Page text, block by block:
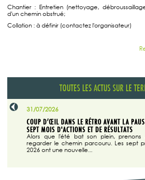
Chantier : Entretien (nettoyage,
d'un chemin obstrué;
Collation : à définir (contactez l'organisateur)
TOUTES LES ACTUS SUR LE
31/07/2026
COUP D’ŒIL DANS LE RÉTRO AVANT LA
SEPT MOIS D'ACTIONS ET DE RÉSULTATS
Alors que l'été bat son plein, prenons
regarder le chemin parcouru. Les sept
2026 ont une nouvelle...